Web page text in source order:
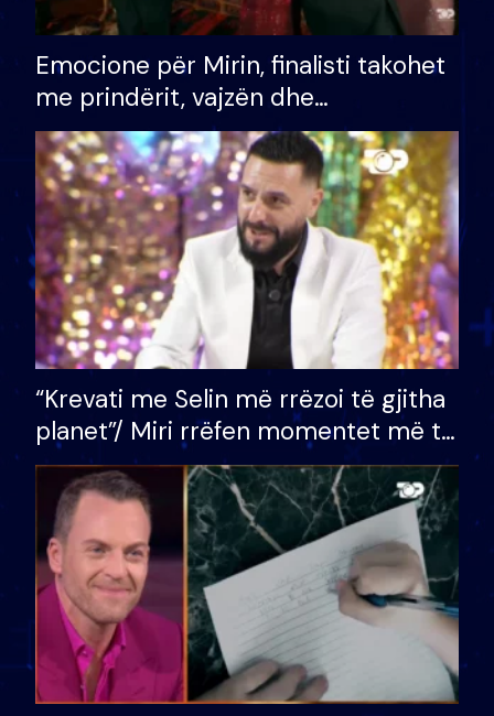
Emocione për Mirin, finalisti takohet
me prindërit, vajzën dhe
bashkëshorten: S’kemi ndonjë letër
divorci apo jo?
“Krevati me Selin më rrëzoi të gjitha
planet”/ Miri rrëfen momentet më të
bukura në shtëpinë e BB VIP: Do më
mungojë zilja e mëngjesit kur…